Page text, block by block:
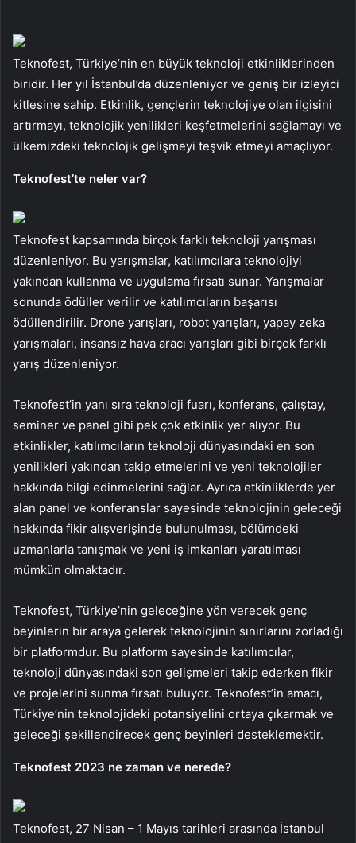
Teknofest, Türkiye’nin en büyük teknoloji etkinliklerinden
biridir. Her yıl İstanbul’da düzenleniyor ve geniş bir izleyici
kitlesine sahip. Etkinlik, gençlerin teknolojiye olan ilgisini
artırmayı, teknolojik yenilikleri keşfetmelerini sağlamayı ve
ülkemizdeki teknolojik gelişmeyi teşvik etmeyi amaçlıyor.
Teknofest’te neler var?
Teknofest kapsamında birçok farklı teknoloji yarışması
düzenleniyor. Bu yarışmalar, katılımcılara teknolojiyi
yakından kullanma ve uygulama fırsatı sunar. Yarışmalar
sonunda ödüller verilir ve katılımcıların başarısı
ödüllendirilir. Drone yarışları, robot yarışları, yapay zeka
yarışmaları, insansız hava aracı yarışları gibi birçok farklı
yarış düzenleniyor.
Teknofest’in yanı sıra teknoloji fuarı, konferans, çalıştay,
seminer ve panel gibi pek çok etkinlik yer alıyor. Bu
etkinlikler, katılımcıların teknoloji dünyasındaki en son
yenilikleri yakından takip etmelerini ve yeni teknolojiler
hakkında bilgi edinmelerini sağlar. Ayrıca etkinliklerde yer
alan panel ve konferanslar sayesinde teknolojinin geleceği
hakkında fikir alışverişinde bulunulması, bölümdeki
uzmanlarla tanışmak ve yeni iş imkanları yaratılması
mümkün olmaktadır.
Teknofest, Türkiye’nin geleceğine yön verecek genç
beyinlerin bir araya gelerek teknolojinin sınırlarını zorladığı
bir platformdur. Bu platform sayesinde katılımcılar,
teknoloji dünyasındaki son gelişmeleri takip ederken fikir
ve projelerini sunma fırsatı buluyor. Teknofest’in amacı,
Türkiye’nin teknolojideki potansiyelini ortaya çıkarmak ve
geleceği şekillendirecek genç beyinleri desteklemektir.
Teknofest 2023 ne zaman ve nerede?
Teknofest, 27 Nisan – 1 Mayıs tarihleri ​​arasında İstanbul